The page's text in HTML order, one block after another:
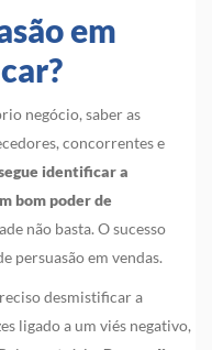
em
negócio, saber as
concorrentes e
identificar a
bom poder de
não basta. O sucesso
persuasão em vendas.
desmistificar a
ligado a um viés negativo,